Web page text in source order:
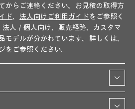
からご連絡ください。お見積の取得方
ド、 法人向けご利用ガイドをご参照く
法人／個人向け、販売経路、カスタマ
モデルが分かれています。詳しくは、
をご参照ください。